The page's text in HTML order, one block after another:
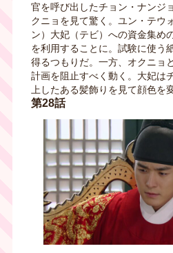
官を呼び出したチョン・ナンジ
クニョを見て驚く。ユン・テウ
ン）大妃（テビ）への資金集め
を利用することに。試験に使う
得るつもりだ。一方、オクニョ
計画を阻止すべく動く。大妃は
上したある髪飾りを見て顔色を
第28話